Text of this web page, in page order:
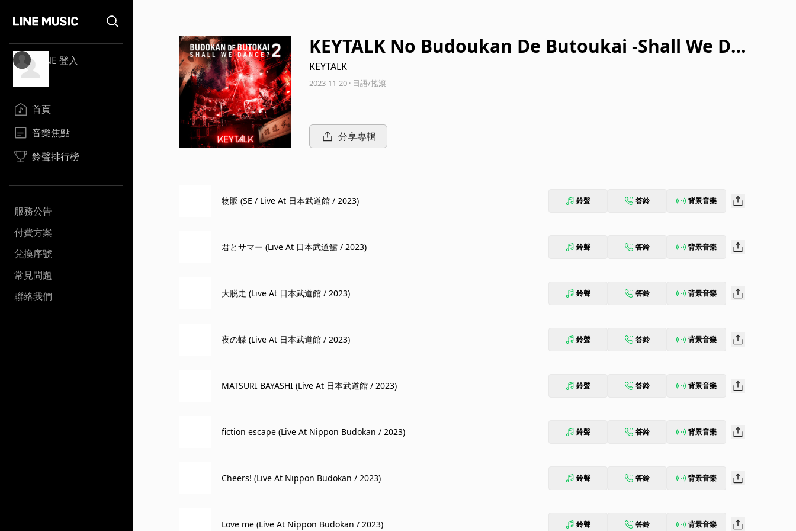
LINE 登入
首頁
音樂焦點
鈴聲排行榜
服務公告
付費方案
兌換序號
常見問題
聯絡我們
KEYTALK No Budoukan De Butoukai -Shall We Da
nce?-2 (Live At Nippon Budokan 2023)
KEYTALK
2023-11-20 · 日語/搖滾
分享專輯
物販 (SE / Live At 日本武道館 / 2023) 鈴聲 答鈴 背景音樂
君とサマー (Live At 日本武道館 / 2023) 鈴聲 答鈴 背景音樂
大脱走 (Live At 日本武道館 / 2023) 鈴聲 答鈴 背景音樂
夜の蝶 (Live At 日本武道館 / 2023) 鈴聲 答鈴 背景音樂
MATSURI BAYASHI (Live At 日本武道館 / 2023) 鈴聲 答鈴 背景音樂
fiction escape (Live At Nippon Budokan / 2023) 鈴聲 答鈴 背景音樂
Cheers! (Live At Nippon Budokan / 2023) 鈴聲 答鈴 背景音樂
Love me (Live At Nippon Budokan / 2023) 鈴聲 答鈴 背景音樂